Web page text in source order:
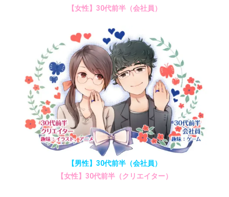
【女性】30代前半（会社員）
【男性】30代前半（会社員）
【女性】30代前半（クリエイター）